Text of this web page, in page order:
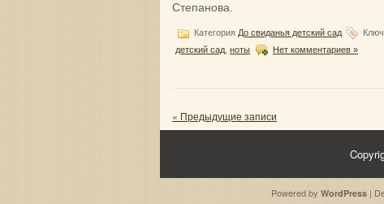
Степанова.
Категория До свиданья детский сад
детский сад ноты Нет комментариев »
« Предыдущие записи
Powered by WordPress |